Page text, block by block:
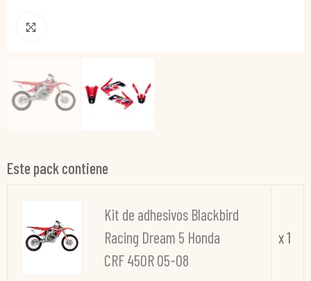
Este pack contiene
Kit de adhesivos Blackbird
Racing Dream 5 Honda
CRF 450R 05-08
x 1